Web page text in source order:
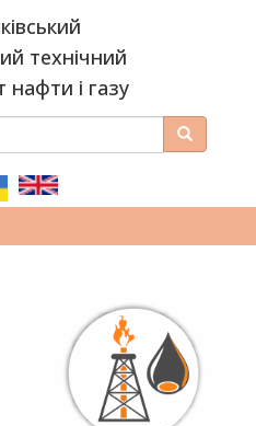
технічний
нафти і газу
Пошук